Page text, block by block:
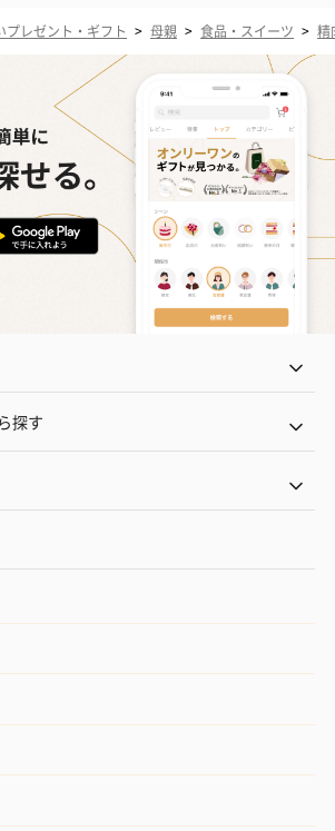
プレゼント・ギフト > 母親 > 食品・スイーツ > 精
探す